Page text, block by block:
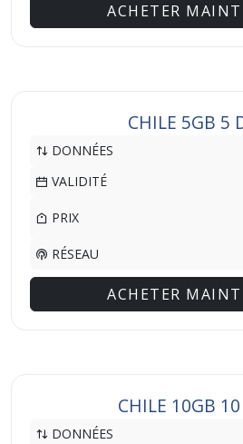
ACHETER
CHILE 5GB 5
DONNÉES
VALIDITÉ
PRIX
RÉSEAU
ACHETER
CHILE 10GB 10
DONNÉES